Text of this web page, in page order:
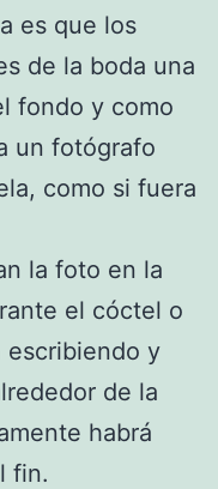
es que los
de la boda una
fondo y como
un fotógrafo
como si fuera
la foto en la
el cóctel o
escribiendo y
de la
habrá
fin.